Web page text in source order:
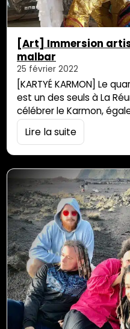
[Art] Immersion
malbar
25 février 2022
[KARTYÉ KARMON] Le
est un des seuls à La
célébrer le Karmon,
de carnaval malbar,
patrimoine créole
du…
Lire la suite